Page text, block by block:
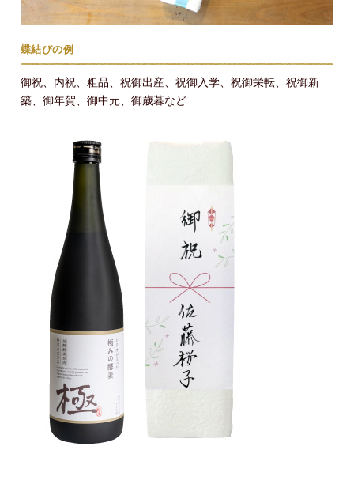
蝶結びの例
御祝、内祝、粗品、祝御出産、祝御入学、祝御栄転、祝御新
築、御年賀、御中元、御歳暮など